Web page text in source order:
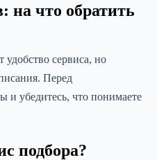
что обратить
сервиса, но
Перед
и убедитесь, что понимаете
подбора?